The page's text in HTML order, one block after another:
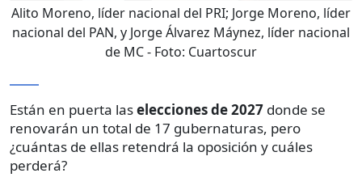
Alito Moreno, líder nacional del PRI; Jorge Moreno, líder
nacional del PAN, y Jorge Álvarez Máynez, líder nacional
de MC- Foto: Cuartoscur
Están en puerta laselecciones de 2027 donde se
renovarán un total de 17 gubernaturas, pero
¿cuántas de ellas retendrá la oposición y cuáles
perderá?